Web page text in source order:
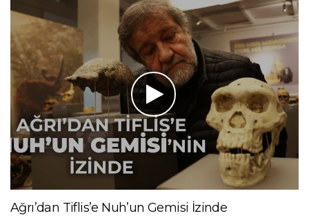
Ağrı’dan Tiflis’e Nuh’un Gemisi İzinde